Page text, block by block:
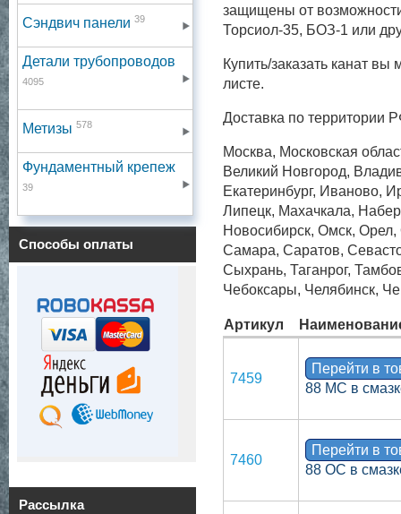
Сэндвич панели 39
Детали трубопроводов
4095
Метизы 578
Фундаментный крепеж
39
Способы оплаты
Рассылка
защищены от
Торсиол-35, БОЗ-1 или
Купить/заказать канат
листе.
Доставка по территории
Москва, Московская
Великий Новгород,
Екатеринбург, Иваново,
Липецк, Махачкала,
Новосибирск, Омск, Орел,
Самара, Саратов,
Сыхрань, Таганрог,
Чебоксары, Челябинск,
Артикул
7459
Перейти в
88 МС в
7460
Перейти в
88 ОС в